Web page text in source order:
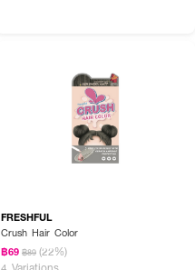
FRESHFUL
Crush Hair Color
฿69 ฿89 (22%)
4 Variations